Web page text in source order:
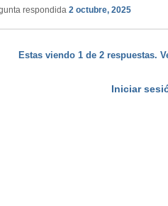
respondida 2 octubre, 2025
Estas viendo 1 de 2 respuestas.
Iniciar